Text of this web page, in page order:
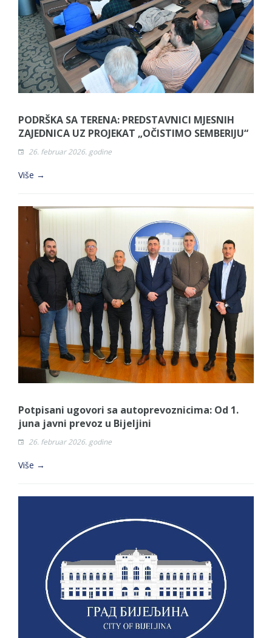
PODRŠKA SA TERENA: PREDSTAVNICI MJESNIH
ZAJEDNICA UZ PROJEKAT „OČISTIMO SEMBERIJU“
26. februar 2026. godine
Više →
Potpisani ugovori sa autoprevoznicima: Od 1.
juna javni prevoz u Bijeljini
26. februar 2026. godine
Više →